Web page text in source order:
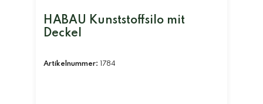
HABAU Kunststoffsilo mit
Deckel
Artikelnummer: 1784